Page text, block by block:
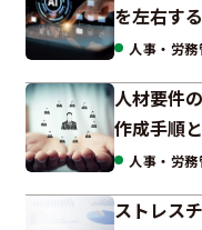
を左右す
人事・労務
人材要件
作成手順
人事・労務
ストレス